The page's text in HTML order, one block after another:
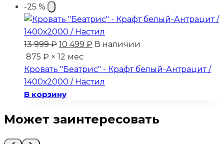
-25 %
13 999₽ Первоначальная
цена
составляла
13
999 ₽.
10 499 ₽ Текущая
10
499 ₽.
В наличии
875 ₽ × 12 мес
Кровать "Беатрис" - Крафт белый-Антрацит /
1400х2000 / Настил
В корзину
Может заинтересовать